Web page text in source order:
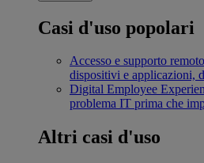
Casi d'uso popolari
Accesso e supporto remoto
dispositivi e applicazioni,
Digital Employee
problema IT prima che
Altri casi d'uso